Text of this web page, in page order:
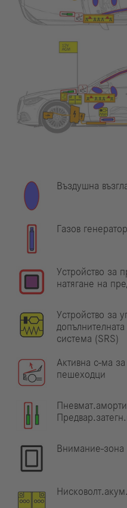
Въздушна
Газов генератор
Устройство за
натягане на
Устройство за
система (SRS)
Активна с-ма
пешеходци
Внимание-зона